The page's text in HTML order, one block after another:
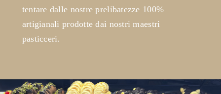
Carrello
tentare dalle nostre prelibatezze 100%
artigianali prodotte dai nostri maestri
pasticceri.